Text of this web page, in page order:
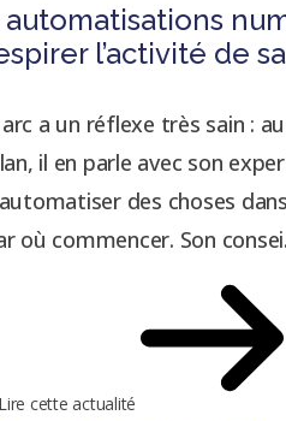
automatisations
l’activité de
a un réflexe très sain :
il en parle avec son
des choses
où commencer. Son
cette actualité